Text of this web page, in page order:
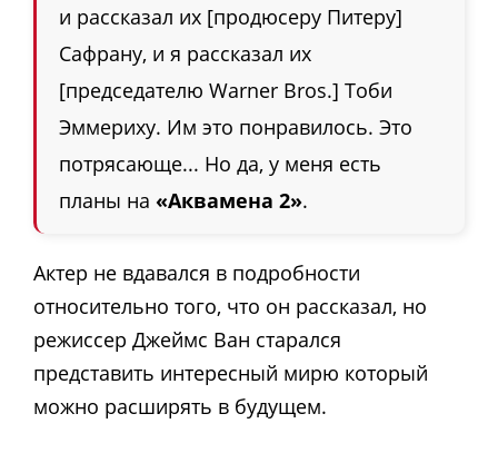
и рассказал их [продюсеру Питеру]
Сафрану, и я рассказал их
[председателю Warner Bros.] Тоби
Эммериху. Им это понравилось. Это
потрясающе... Но да, у меня есть
планы на «Аквамена 2».
Актер не вдавался в подробности
относительно того, что он рассказал, но
режиссер Джеймс Ван старался
представить интересный мирю который
можно расширять в будущем.